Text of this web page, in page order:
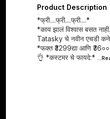
Product Description
*फ्री....फ्री....फ्री....*
*काय झालं विश्वास बसत
Tatasky चे नवीन एचडी
*फक्त ₹3299द्या आणि
👌 *कस्टमर चे फायदे:*